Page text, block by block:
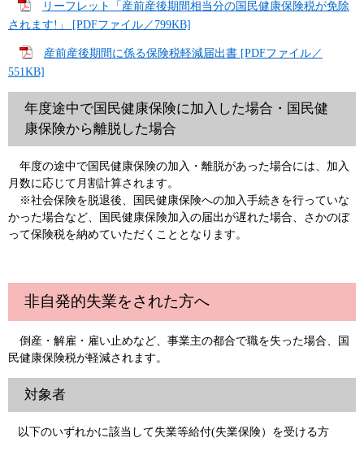
リーフレット「産前産後期間相当分の国民健康保険税が免除
されます!」 [PDFファイル／799KB]
産前産後期間に係る保険税軽減届出書 [PDFファイル／
551KB]
年度途中で国民健康保険に加入した場合・国民健
康保険から離脱した場合
年度の途中で国民健康保険の加入・離脱があった場合には、加入
月数に応じて月割計算されます。
※社会保険を脱退後、国民健康保険への加入手続きを行っていな
かった場合など、国民健康保険加入の届出が遅れた場合、さかのぼ
って保険税を納めていただくこととなります。
非自発的失業をされた方へ
倒産・解雇・雇い止めなど、事業主の都合で職を失った場合、国
民健康保険税が軽減されます。
対象者
以下のいずれかに該当して失業等給付(失業保険）を受ける方